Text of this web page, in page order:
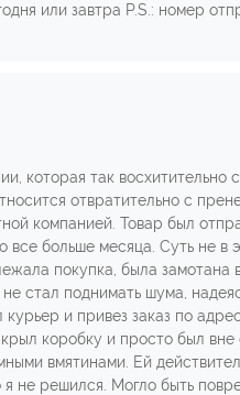
или завтра P.S.: номер
которая так восхитительно
отвратительно с
компанией. Товар был
все больше месяца. Суть не
покупка, была
стал поднимать шума,
и привез заказ по
коробку и просто был
вмятинами. Ей
не решился. Могло быть